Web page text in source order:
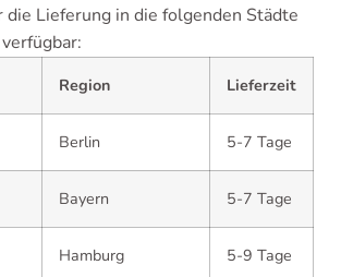
die Lieferung in die folgenden Städte
Region Lieferzeit
Berlin 5-7 Tage
Bayern 5-7 Tage
Hamburg 5-9 Tage